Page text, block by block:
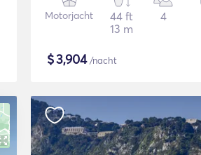
Motorjacht
44 ft
13 m
4
$3,904/nacht